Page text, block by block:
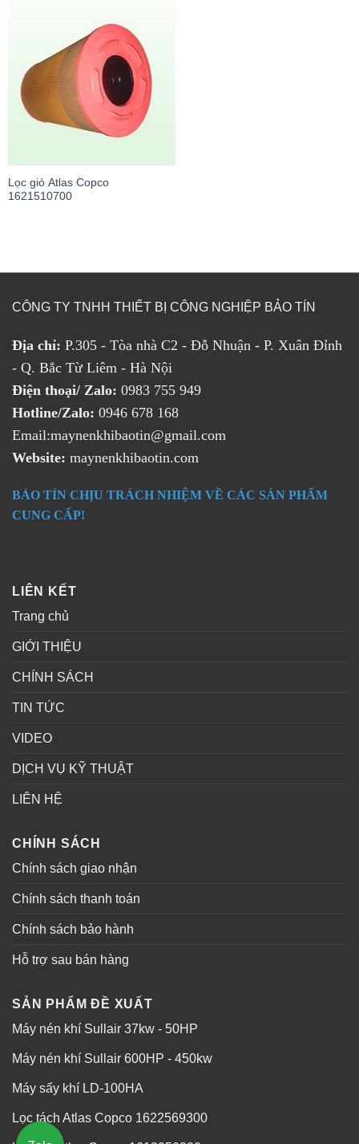
Lọc gió Atlas Copco
1621510700
CÔNG TY TNHH THIẾT BỊ CÔNG NGHIỆP BẢO TÍN
Địa chỉ: P.305 - Tòa nhà C2 - Đỗ Nhuận - P. Xuân Đỉnh
- Q. Bắc Từ Liêm - Hà Nội
Điện thoại/ Zalo: 0983 755 949
Hotline/Zalo: 0946 678 168
Email:maynenkhibaotin@gmail.com
Website: maynenkhibaotin.com
BẢO TÍN CHỊU TRÁCH NHIỆM VỀ CÁC SẢN PHẨM
CUNG CẤP!
LIÊN KẾT
Trang chủ
GIỚI THIỆU
CHÍNH SÁCH
TIN TỨC
VIDEO
DỊCH VỤ KỸ THUẬT
LIÊN HỆ
CHÍNH SÁCH
Chính sách giao nhận
Chính sách thanh toán
Chính sách bảo hành
Hỗ trợ sau bán hàng
SẢN PHẨM ĐỀ XUẤT
Máy nén khí Sullair 37kw - 50HP
Máy nén khí Sullair 600HP - 450kw
Máy sấy khí LD-100HA
Lọc tách Atlas Copco 1622569300